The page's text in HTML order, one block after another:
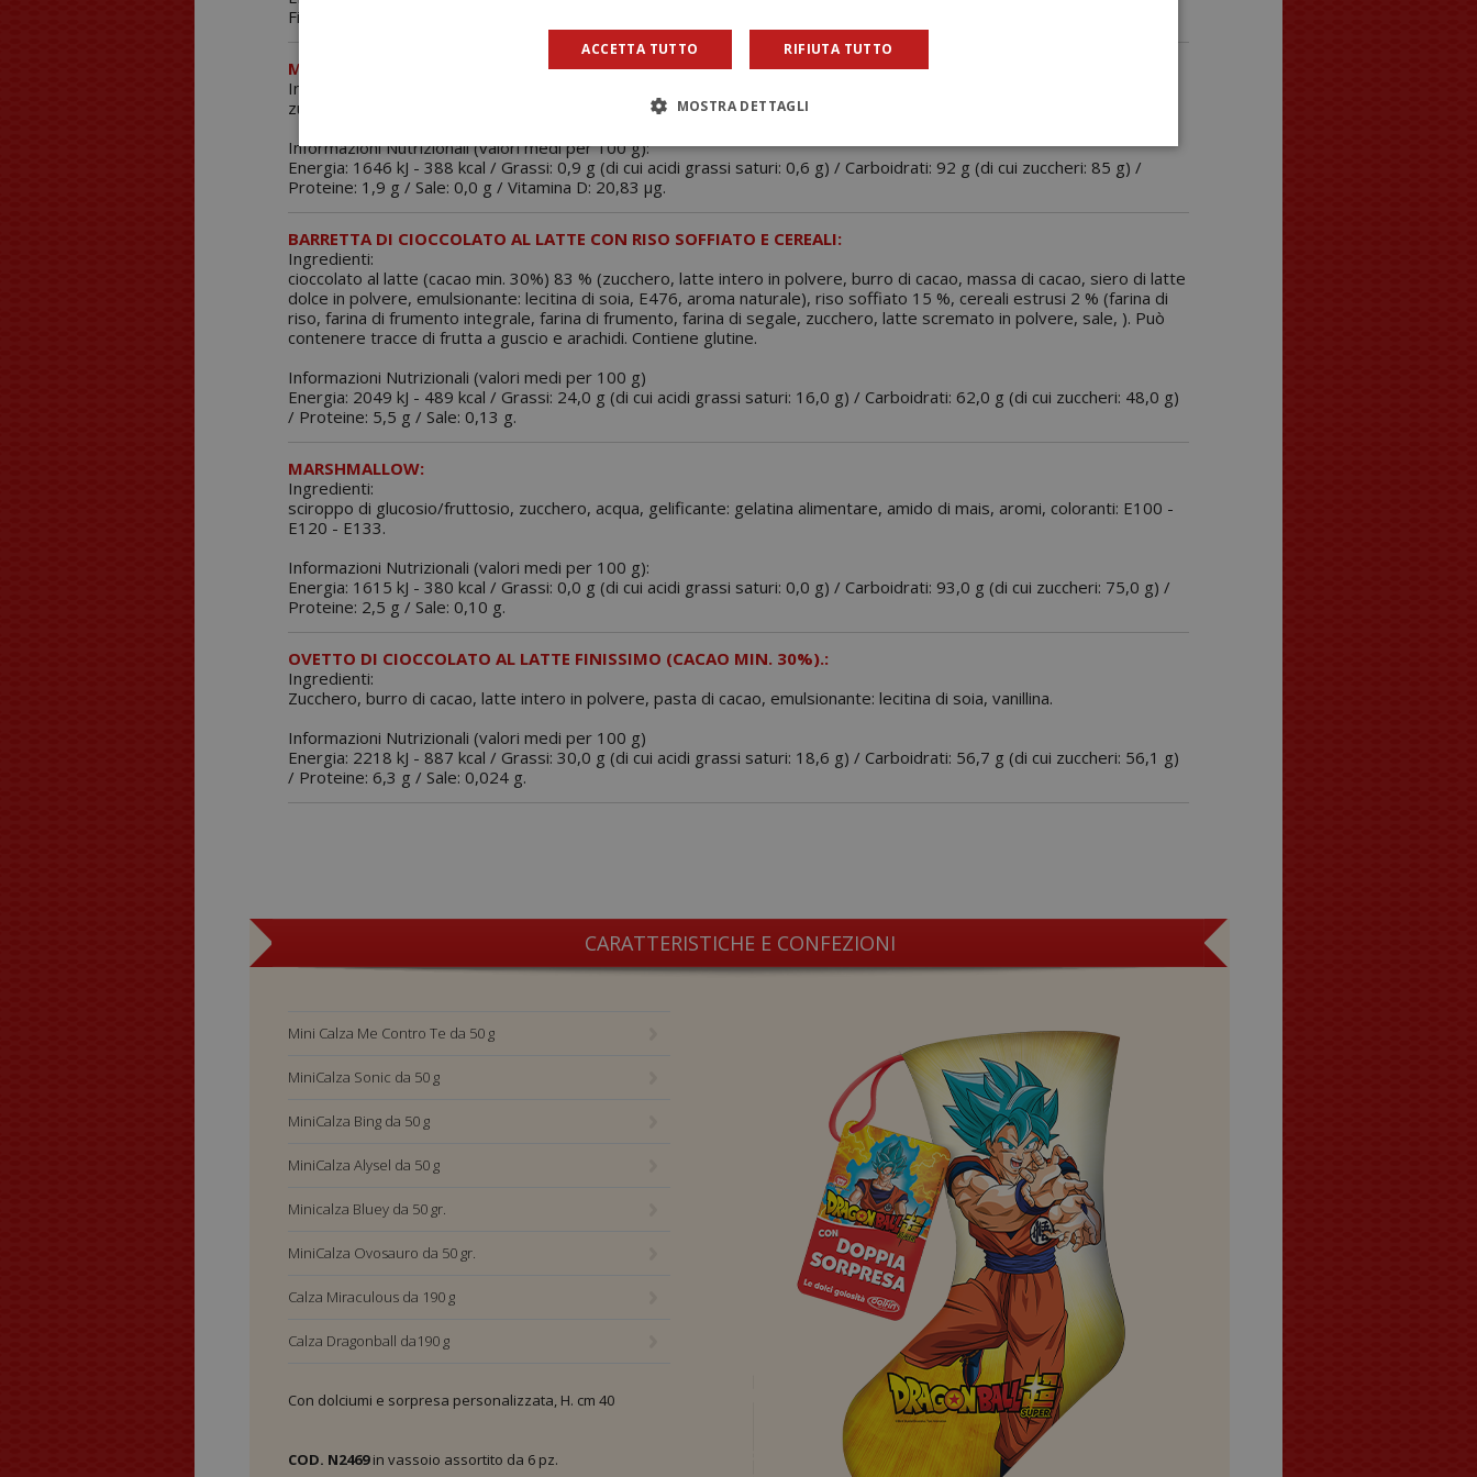
Fibra 2,4 g / Proteine: 0,0 g / Sale: 0,0 g.
MICROSFERE SOLUBILI AL GUSTO CIOCCOLATO:
Ingredienti:
zucchero, fruttosio, cacao in polvere zuccherato (8,3%), sciroppo di glucosio, vitamina D3 (colecalciferolo), aromi.
Informazioni Nutrizionali (valori medi per 100 g):
Energia: 1646 kJ - 388 kcal / Grassi: 0,9 g (di cui acidi grassi saturi: 0,6 g) / Carboidrati: 92 g (di cui zuccheri: 85 g) /
Proteine: 1,9 g / Sale: 0,0 g / Vitamina D: 20,83 µg.
BARRETTA DI CIOCCOLATO AL LATTE CON RISO SOFFIATO E CEREALI:
Ingredienti:
cioccolato al latte (cacao min. 30%) 83 % (zucchero, latte intero in polvere, burro di cacao, massa di cacao, siero di latte
dolce in polvere, emulsionante: lecitina di soia, E476, aroma naturale), riso soffiato 15 %, cereali estrusi 2 % (farina di
riso, farina di frumento integrale, farina di frumento, farina di segale, zucchero, latte scremato in polvere, sale, ). Può
contenere tracce di frutta a guscio e arachidi. Contiene glutine.
Informazioni Nutrizionali (valori medi per 100 g)
Energia: 2049 kJ - 489 kcal / Grassi: 24,0 g (di cui acidi grassi saturi: 16,0 g) / Carboidrati: 62,0 g (di cui zuccheri: 48,0 g)
/ Proteine: 5,5 g / Sale: 0,13 g.
MARSHMALLOW:
Ingredienti:
sciroppo di glucosio/fruttosio, zucchero, acqua, gelificante: gelatina alimentare, amido di mais, aromi, coloranti: E100 -
E120 - E133.
Informazioni Nutrizionali (valori medi per 100 g):
Energia: 1615 kJ - 380 kcal / Grassi: 0,0 g (di cui acidi grassi saturi: 0,0 g) / Carboidrati: 93,0 g (di cui zuccheri: 75,0 g) /
Proteine: 2,5 g / Sale: 0,10 g.
OVETTO DI CIOCCOLATO AL LATTE FINISSIMO (CACAO MIN. 30%).:
Ingredienti:
Zucchero, burro di cacao, latte intero in polvere, pasta di cacao, emulsionante: lecitina di soia, vanillina.
Informazioni Nutrizionali (valori medi per 100 g)
Energia: 2218 kJ - 887 kcal / Grassi: 30,0 g (di cui acidi grassi saturi: 18,6 g) / Carboidrati: 56,7 g (di cui zuccheri: 56,1 g)
/ Proteine: 6,3 g / Sale: 0,024 g.
CARATTERISTICHE E CONFEZIONI
Mini Calza Me Contro Te da 50 g
MiniCalza Sonic da 50 g
MiniCalza Bing da 50 g
MiniCalza Alysel da 50 g
Minicalza Bluey da 50 gr.
MiniCalza Ovosauro da 50 gr.
Calza Miraculous da 190 g
Calza Dragonball da190 g
MaxiCalza Dragonball da 235 gr.
Con dolciumi e sorpresa personalizzata, H. cm 40
COD. N2469in vassoio assortito da 6 pz.
ACCETTA TUTTO RIFIUTA TUTTO
MOSTRA DETTAGLI